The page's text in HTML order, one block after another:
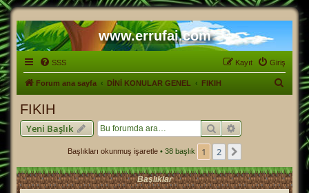
www.errufai.com
SSS Giriş
Kayıt
Forum ana sayfa DİNİ KONULAR GENEL FIKIH
FIKIH
Yeni Başlık Ara
Başlıkları okunmuş işaretle • 38 başlık 1 2
Başlıklar